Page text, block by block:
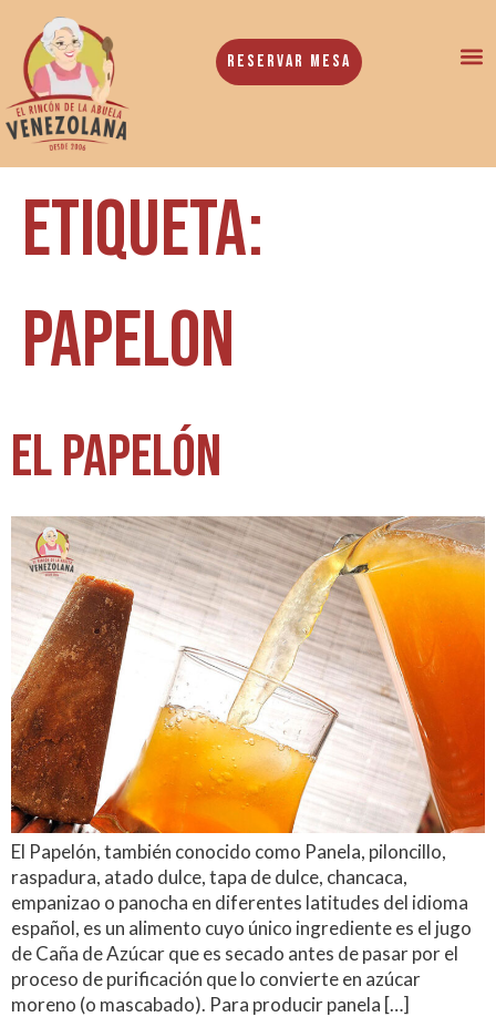
Reservar Mesa
Etiqueta:
papelon
El Papelón
El Papelón, también conocido como Panela, piloncillo,
raspadura, atado dulce, tapa de dulce, chancaca,
empanizao o panocha en diferentes latitudes del idioma
español, es un alimento cuyo único ingrediente es el jugo
de Caña de Azúcar que es secado antes de pasar por el
proceso de purificación que lo convierte en azúcar
moreno (o mascabado). Para producir panela […]